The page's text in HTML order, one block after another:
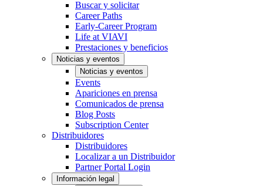
Buscar y solicitar
Career Paths
Early-Career Program
Life at VIAVI
Prestaciones y beneficios
Noticias y eventos
Noticias y eventos
Events
Apariciones en prensa
Comunicados de prensa
Blog Posts
Subscription Center
Distribuidores
Distribuidores
Localizar a un Distribuidor
Partner Portal Login
Información legal